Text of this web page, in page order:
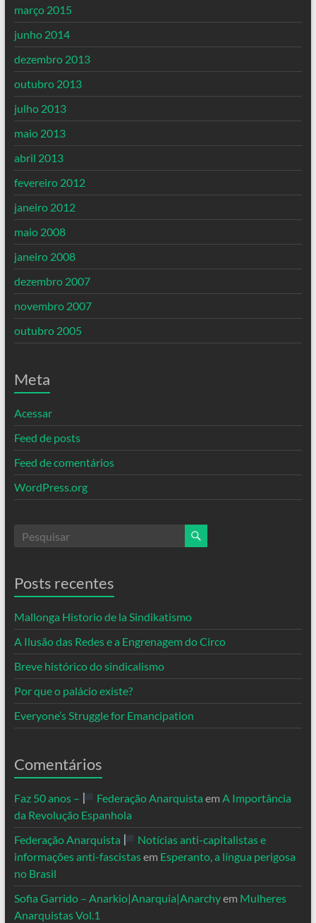
março 2015
junho 2014
dezembro 2013
outubro 2013
julho 2013
maio 2013
abril 2013
fevereiro 2012
janeiro 2012
maio 2008
janeiro 2008
dezembro 2007
novembro 2007
outubro 2005
Meta
Acessar
Feed de posts
Feed de comentários
WordPress.org
Posts recentes
Mallonga Historio de la Sindikatismo
A Ilusão das Redes e a Engrenagem do Circo
Breve histórico do sindicalismo
Por que o palácio existe?
Everyone’s Struggle for Emancipation
Comentários
Faz 50 anos – Federação Anarquista em A Importância
da Revolução Espanhola
Federação Anarquista
Notícias anti-capitalistas e
informações anti-fascistasem Esperanto, a língua perigosa
no Brasil
Sofia Garrido – Anarkio|Anarquia|Anarchyem Mulheres
Anarquistas Vol.1